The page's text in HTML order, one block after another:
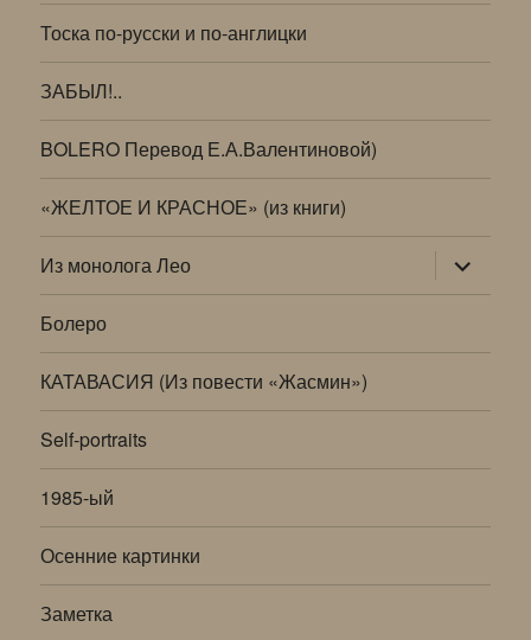
Тоска по-русски и по-англицки
ЗАБЫЛ!..
BOLERO Перевод Е.А.Валентиновой)
«ЖЕЛТОЕ И КРАСНОЕ» (из книги)
Из монолога Лео раскрыть
дочернее
меню
Болеро
КАТАВАСИЯ (Из повести «Жасмин»)
Self-portraits
1985-ый
Осенние картинки
Заметка